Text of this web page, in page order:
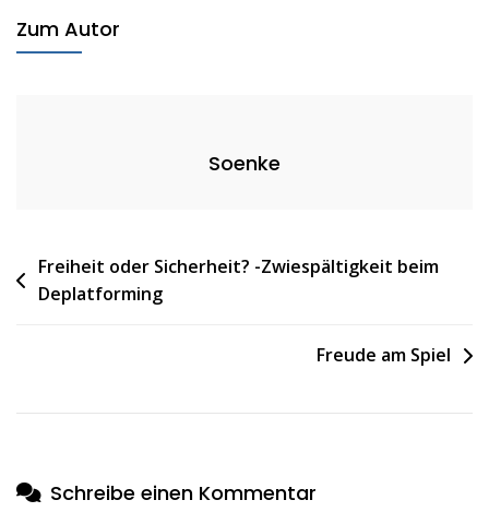
Zum Autor
Soenke
Beitragsnavigation
Freiheit oder Sicherheit? -Zwiespältigkeit beim
Deplatforming
Freude am Spiel
Schreibe einen Kommentar